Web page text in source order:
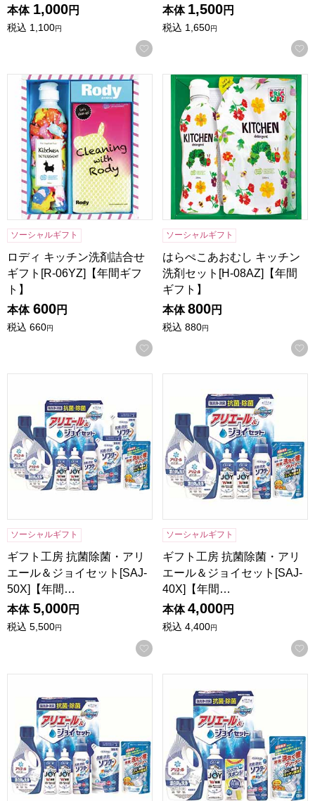
本体 1,000円
税込 1,100円
お気に入りに登録する
本体 1,500円
税込 1,650円
ロディ キッチン洗剤詰合せギフト[R-06YZ]【年間ギフト】
ソーシャルギフト
ロディ キッチン洗剤詰合せ
ギフト[R-06YZ]【年間ギフ
ト】
本体 600円
税込 660円
お気に入りに登録する
はらぺこあおむし キッチン
ソーシャルギフト
はらぺこあおむし キッチン
洗剤セット[H-08AZ]【年間
ギフト】
本体 800円
税込 880円
ソーシャルギフト
ギフト工房 抗菌除菌・アリ
エール＆ジョイセット[SAJ-
50X]【年間…
本体 5,000円
税込 5,500円
お気に入りに登録する
ソーシャルギフト
ギフト工房 抗菌除菌・アリ
エール＆ジョイセット[SAJ-
40X]【年間…
本体 4,000円
税込 4,400円